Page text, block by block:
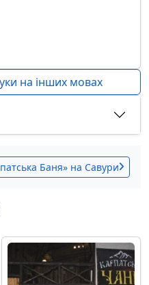
на інших мовах
Баня» на Савури